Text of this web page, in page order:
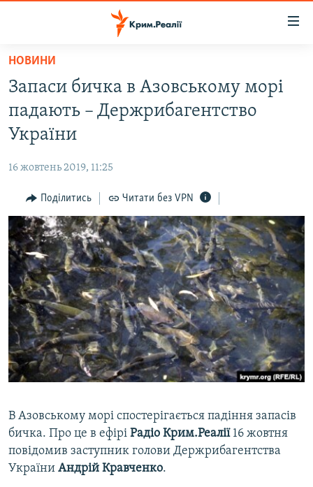
Перейти
основного
матеріалу
Перейти
до
основної
Перейти
до
пошуку
ВІДЕО ТА ФОТО
БЛОГИ
ПОГЛЯД
ІНТЕРВ'Ю
ВСЕ ЗА ДЕНЬ
СПЕЦПРОЕКТИ
ДЕПОРТАЦІЯ
ВІДЕОУРОКИ «ELIFBE»
СВІДЧЕННЯ ОКУПАЦІЇ
УКРАЇНСЬКА ПРОБЛЕМА КРИМУ
ЯК ОБІЙТИ БЛОКУВАННЯ
Русский
Qırımtatar
Усі сайти RFE/RL
НОВИНИ
Запаси бичка в Азовському морі
падають – Держрибагентство
України
16 жовтень 2019, 11:25
Поділитись Читати без VPN
В Азовському морі спостерігається падіння запасів
бичка. Про це в ефірі Радіо Крим.Реалії16 жовтня
повідомив заступник голови Держрибагентства
України Андрій Кравченко.